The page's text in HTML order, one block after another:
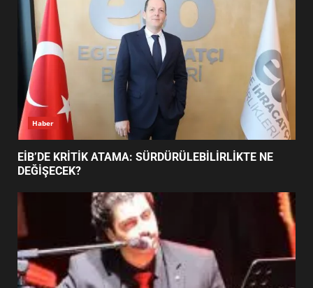
5
6
BURHANİYE SATRANÇ
TURNUVASI KAYITLARI NEYİ
DEĞİŞTİRİYOR?
BURHANİYE BELEDİYESPOR’DA
YENİ YÖNETİM NASIL
Haber
EİB’DE KRİTİK ATAMA: SÜRDÜRÜLEBİLİRLİKTE NE
DEĞİŞECEK?